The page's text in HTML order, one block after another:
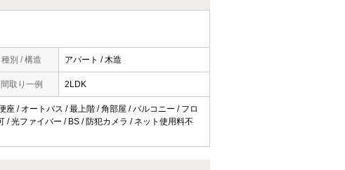
種別 / 構造 アパート / 木造
間取り一例 2LDK
/ オートバス / 最上階 / 角部屋 / バルコニー / フロ
/ 光ファイバー / BS / 防犯カメラ / ネット使用料不